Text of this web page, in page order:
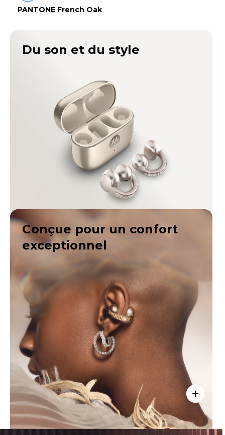
Du son et du style
Conçue pour un confort
exceptionnel
PANTONE French Oak